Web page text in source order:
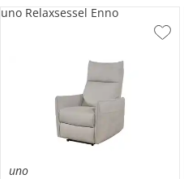
uno
uno Relaxsessel Enno